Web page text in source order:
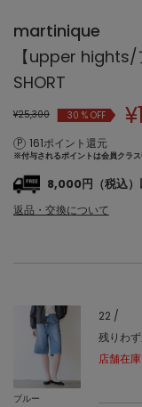
martinique
【upper hights/
SHORT
¥25,300 30 % OFF ¥
161ポイント還元
※付与されるポイントは会員クラス
8,000円（税込）
返品・交換について
ブルー
22 /
残りわ
店舗在庫